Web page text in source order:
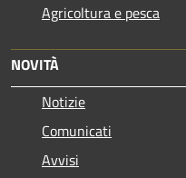
Agricoltura e pesca
NOVITÀ
Notizie
Comunicati
Avvisi